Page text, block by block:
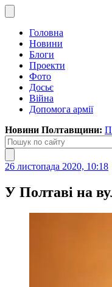
Головна
Новини
Блоги
Проекти
Фото
Досьє
Війна
Допомога армії
Новини Полтавщини:
26 листопада 2020, 10:18
У Полтаві на